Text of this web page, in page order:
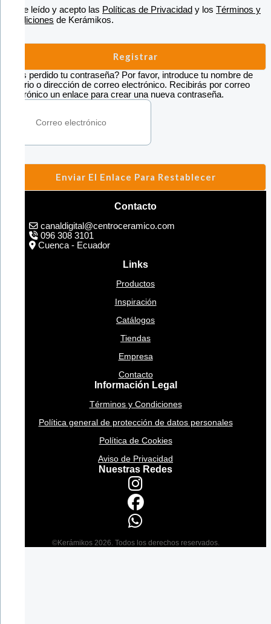
He leído y acepto las Políticas de Privacidad y los Términos y
Condiciones de Kerámikos.
Registrar
¿Has perdido tu contraseña? Por favor, introduce tu nombre de
usuario o dirección de correo electrónico. Recibirás por correo
electrónico un enlace para crear una nueva contraseña.
Enviar El Enlace Para Restablecer
Contacto
canaldigital@centroceramico.com
096 308 3101
Cuenca - Ecuador
Links
Productos
Inspiración
Catálogos
Tiendas
Empresa
Contacto
Información Legal
Términos y Condiciones
Política general de protección de datos personales
Política de Cookies
Aviso de Privacidad
Nuestras Redes
©Kerámikos 2026. Todos los derechos reservados.